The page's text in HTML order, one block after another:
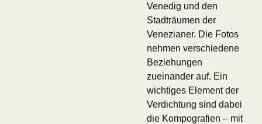
Venedig und den
Stadträumen der
Venezianer. Die Fotos
nehmen verschiedene
Beziehungen
zueinander auf. Ein
wichtiges Element der
Verdichtung sind dabei
die Kompografien – mit